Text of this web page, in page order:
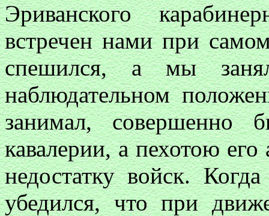
Эриванского
встречен нами при
спешился, а мы
наблюдательном
занимал, совершенно
кавалерии, а пехотою
недостатку войск.
убедился, что при